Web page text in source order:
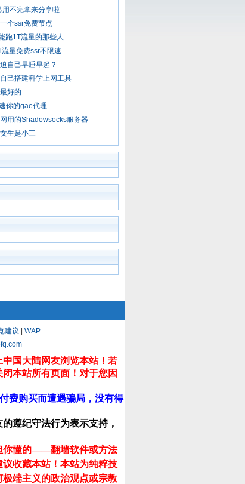
不完拿来分享啦
个ssr免费节点
跑1T流量的那些人
量免费ssr不限速
自己早睡早起？
己搭建科学上网工具
好的
你的gae代理
用的Shadowsocks服务器
生是小三
建议
WAP
国大陆网友浏览本站！若
本站所有页面！对于您因
费购买而遭遇骗局，没有得
遵纪守法行为表示支持，
你懂的——翻墙软件或方法
收藏本站！ 本站为纯粹技
端主义的政治观点或宗教